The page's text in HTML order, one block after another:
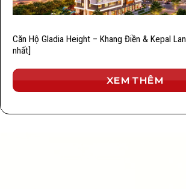
Căn Hộ Gladia Height – Khang Điền & Kepal
nhất]
XEM THÊM